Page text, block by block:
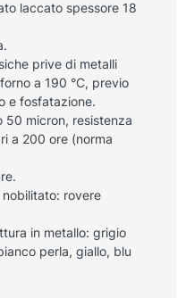
laccato spessore 18
prive di metalli
a 190 °C, previo
e fosfatazione.
50 micron, resistenza
a 200 ore (norma
rovere
in metallo: grigio
perla, giallo, blu